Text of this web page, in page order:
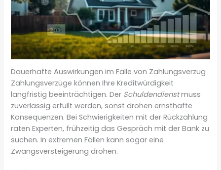
Dauerhafte Auswirkungen im Falle von Zahlungsverzug
Zahlungsverzüge können Ihre Kreditwürdigkeit
langfristig beeinträchtigen. Der Schuldendienstmuss
zuverlässig erfüllt werden, sonst drohen ernsthafte
Konsequenzen. Bei Schwierigkeiten mit der Rückzahlung
raten Experten, frühzeitig das Gespräch mit der Bank zu
suchen. In extremen Fällen kann sogar eine
Zwangsversteigerung drohen.